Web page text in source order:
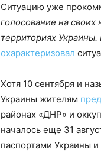
Ситуацию уже
голосование на
территориях
охарактеризовал
Хотя 10 сентября и
Украины жителям
районах «ДНР» и
началось еще 31
паспортами Украины